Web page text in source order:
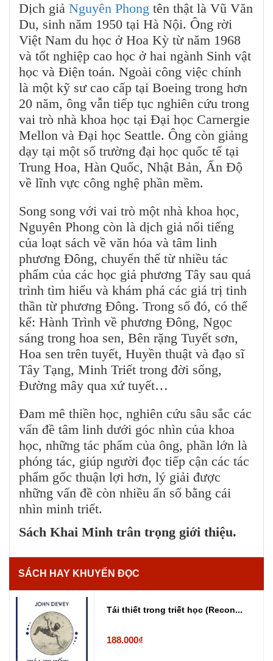
Dịch giả Nguyên Phong tên thật là Vũ Văn
Du, sinh năm 1950 tại Hà Nội. Ông rời
Việt Nam du học ở Hoa Kỳ từ năm 1968
và tốt nghiệp cao học ở hai ngành Sinh vật
học và Điện toán. Ngoài công việc chính
là một kỹ sư cao cấp tại Boeing trong hơn
20 năm, ông vẫn tiếp tục nghiên cứu trong
vai trò nhà khoa học tại Đại học Carnergie
Mellon và Đại học Seattle. Ông còn giảng
dạy tại một số trường đại học quốc tế tại
Trung Hoa, Hàn Quốc, Nhật Bản, Ấn Độ
về lĩnh vực công nghệ phần mềm.
Song song với vai trò một nhà khoa học,
Nguyên Phong còn là dịch giả nổi tiếng
của loạt sách về văn hóa và tâm linh
phương Đông, chuyển thể từ nhiều tác
phẩm của các học giả phương Tây sau quá
trình tìm hiểu và khám phá các giá trị tinh
thần từ phương Đông. Trong số đó, có thể
kể: Hành Trình về phương Đông, Ngọc
sáng trong hoa sen, Bên rặng Tuyết sơn,
Hoa sen trên tuyết, Huyền thuật và đạo sĩ
Tây Tạng, Minh Triết trong đời sống,
Đường mây qua xứ tuyết…
Đam mê thiền học, nghiên cứu sâu sắc các
vấn đề tâm linh dưới góc nhìn của khoa
học, những tác phẩm của ông, phần lớn là
phóng tác, giúp người đọc tiếp cận các tác
phẩm gốc thuận lợi hơn, lý giải được
những vấn đề còn nhiều ẩn số bằng cái
nhìn minh triết.
Sách Khai Minh trân trọng giới thiệu.
SÁCH HAY KHUYẾN ĐỌC
Tái thiết trong triết học (Recon...
188.000₫